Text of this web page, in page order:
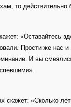
то действительно
«Оставайтесь
Прости же нас
И вы
скажет: «Сколько